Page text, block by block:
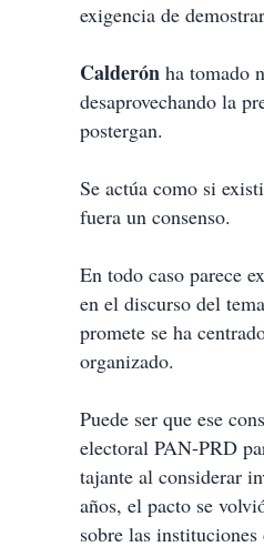
exigencia de
Calderón ha tomado
desaprovechando la
postergan.
Se actúa como si
fuera un consenso.
En todo caso parece
en el discurso del
promete se ha
organizado.
Puede ser que ese
electoral PAN-PRD
tajante al considerar
años, el pacto se
sobre las